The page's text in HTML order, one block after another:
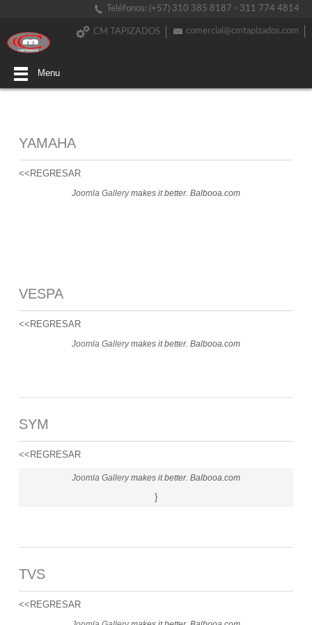
Teléfonos: (+57) 310 385 8187 - 311 774 4814
comercial@cmtapizados.com
CM TAPIZADOS
Menu
YAMAHA
<<REGRESAR
Joomla Gallerymakes it better. Balbooa.com
VESPA
<<REGRESAR
Joomla Gallerymakes it better. Balbooa.com
SYM
<<REGRESAR
Joomla Gallerymakes it better. Balbooa.com
}
TVS
<<REGRESAR